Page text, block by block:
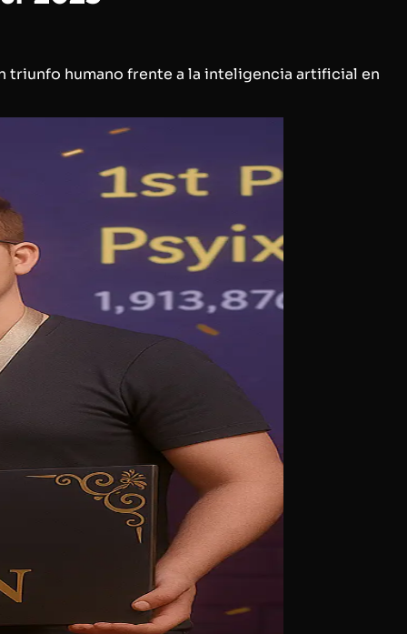
triunfo humano frente a la inteligencia artificial en